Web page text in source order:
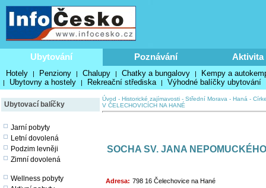
Ubytování Poznávání Aktivita
Hotely | Penziony | Chalupy | Chatky a bungalovy | Kempy a
| Ubytovny a hostely | Rekreační střediska | Výhodné balíčky ubytování
Ubytovací balíčky
Jarní pobyty
Letní dovolená
Podzim levněji
Zimní dovolená
Wellness pobyty
Úvod - Historické zajímavosti - Střední Morava - Haná -
V ČELECHOVICÍCH NA HANÉ
SOCHA SV. JANA
Adresa: 798 16 Čelechovice na Hané